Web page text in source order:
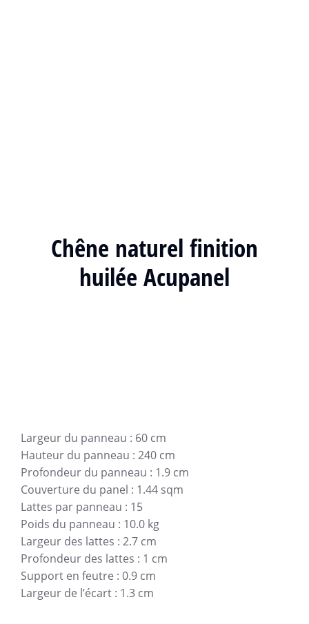
Chêne naturel finition
huilée Acupanel
Largeur du panneau : 60 cm
Hauteur du panneau : 240 cm
Profondeur du panneau : 1.9 cm
Couverture du panel : 1.44 sqm
Lattes par panneau : 15
Poids du panneau : 10.0 kg
Largeur des lattes : 2.7 cm
Profondeur des lattes : 1 cm
Support en feutre : 0.9 cm
Largeur de l’écart : 1.3 cm